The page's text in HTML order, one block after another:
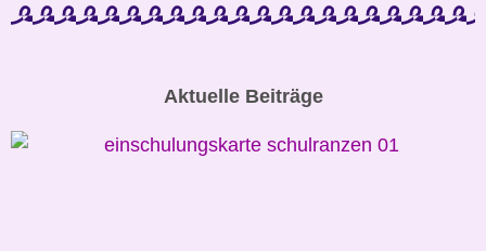
Aktuelle Beiträge